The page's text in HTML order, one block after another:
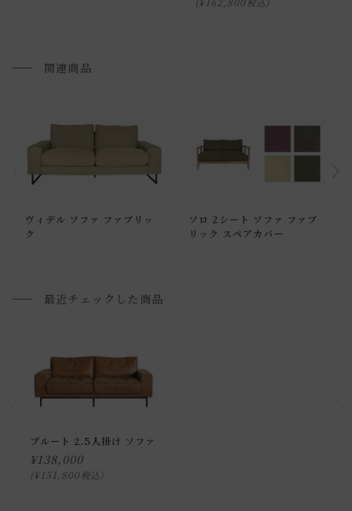
通常配送について
ません。
お届けする建物、および周囲の状況により、お客様に商品の
搬入のお手伝いをお願いさせて頂く場合がございます。
下さい。
上記対応が難しい場合は、搬入・組み立て・設置を行う「 開
開梱設置配送の場合、お品物をお客様のお部屋までお届け
し、専用スタッフが商品の組み立てを行います。
開梱設置を選択された場合は代金引換はご利用頂けません。
頂き、ご注文下さい。
配送方法に関しては「
税込
関連商品
ヴィデル ソファ ファブリッ
ク
ソロ 2シート ソファ ファブ
リック スペアカバー
最近チェックした商品
プルート 2.5人掛け ソファ
¥138,000
¥151,800 税込